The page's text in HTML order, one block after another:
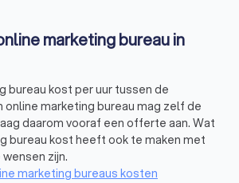
marketing bureau in
bureau kost per uur tussen de
online marketing bureau mag zelf de
daarom vooraf een offerte aan. Wat
bureau kost heeft ook te maken met
zijn.
marketing bureaus kosten